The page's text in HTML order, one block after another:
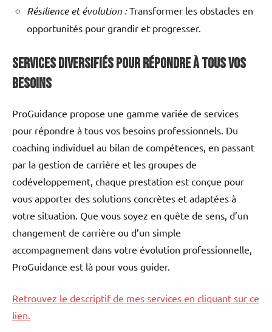
Résilience et évolution :Transformer les obstacles en
opportunités pour grandir et progresser.
Services diversifiés pour répondre à tous vos
besoins
ProGuidance propose une gamme variée de services
pour répondre à tous vos besoins professionnels. Du
coaching individuel au bilan de compétences, en passant
par la gestion de carrière et les groupes de
codéveloppement, chaque prestation est conçue pour
vous apporter des solutions concrètes et adaptées à
votre situation. Que vous soyez en quête de sens, d’un
changement de carrière ou d’un simple
accompagnement dans votre évolution professionnelle,
ProGuidance est là pour vous guider.
Retrouvez le descriptif de mes services en cliquant sur ce
lien.